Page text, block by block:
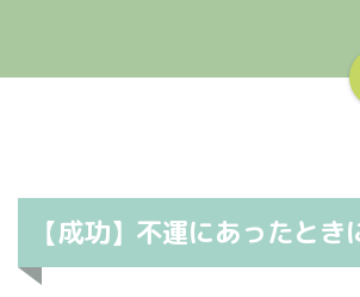
【成功】不運にあったとき